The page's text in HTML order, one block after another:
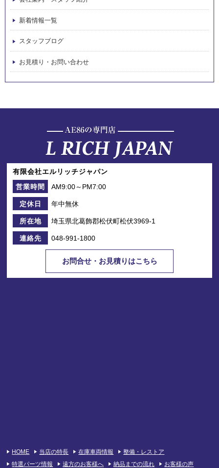
新着情報一覧
スタッフブログ
お見積り・お問い合わせ
有限会社エルリッチジャパン
営業時間
AM9:00～PM7:00
定休日 年中無休
所在地 埼玉県北葛飾郡松伏町松伏3969-1
連絡先 048-991-1800
お問合せ・お見積りはこちら
HOME 当店の特長 在庫車両情報
整備・レストア
特選パーツ情報
遠方のお客様へ 納品までの流れ お客様の声